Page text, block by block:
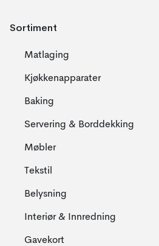
Sortiment
Matlaging
Kjøkkenapparater
Baking
Servering & Borddekking
Møbler
Tekstil
Belysning
Interiør & Innredning
Gavekort